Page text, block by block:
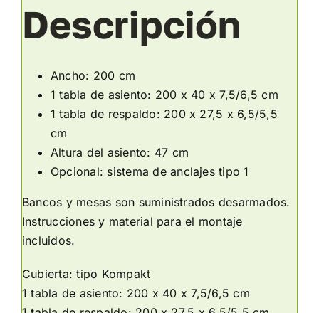
Descripción
Ancho: 200 cm
1 tabla de asiento: 200 x 40 x 7,5/6,5 cm
1 tabla de respaldo: 200 x 27,5 x 6,5/5,5
cm
Altura del asiento: 47 cm
Opcional: sistema de anclajes tipo 1
Bancos y mesas son suministrados desarmados.
Instrucciones y material para el montaje
incluidos.
Cubierta: tipo Kompakt
1 tabla de asiento: 200 x 40 x 7,5/6,5 cm